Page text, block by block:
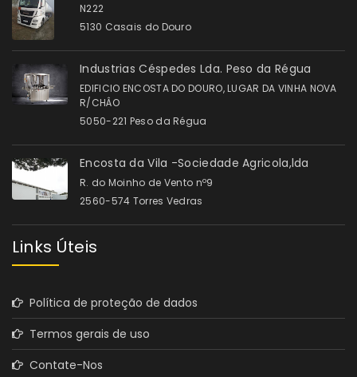
N222
5130 Casais do Douro
Industrias Céspedes Lda. Peso da Régua
EDIFICIO ENCOSTA DO DOURO, LUGAR DA VINHA NOVA
R/CHÂO
5050-221 Peso da Régua
Encosta da Vila -Sociedade Agricola,lda
R. do Moinho de Vento nº9
2560-574 Torres Vedras
Links Úteis
Política de proteção de dados
Termos gerais de uso
Contate-Nos